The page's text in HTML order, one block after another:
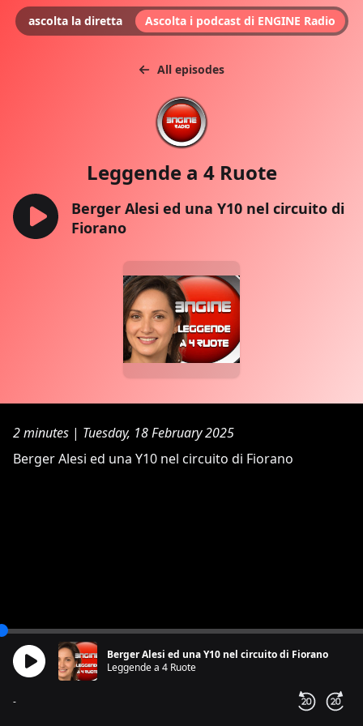
ascolta la diretta Ascolta i podcast di ENGINE Radio
All episodes
Leggende a 4 Ruote
Berger Alesi ed una Y10 nel circuito di
Fiorano
2 minutes | Tuesday, 18 February 2025
Berger Alesi ed una Y10 nel circuito di Fiorano
Berger Alesi ed una Y10 nel circuito di Fiorano
Leggende a 4 Ruote
-